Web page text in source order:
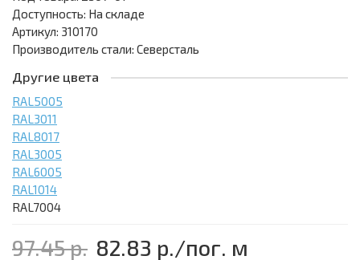
Доступность: На складе
Артикул: 310170
Производитель стали: Северсталь
Другие цвета
RAL5005
RAL3011
RAL8017
RAL3005
RAL6005
RAL1014
RAL7004
97.45 р. 82.83 р./пог. м